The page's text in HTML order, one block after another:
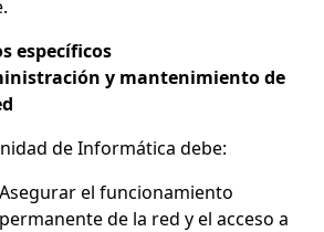
específicos
y mantenimiento de
de Informática debe:
Asegurar el funcionamiento
permanente de la red y el acceso a